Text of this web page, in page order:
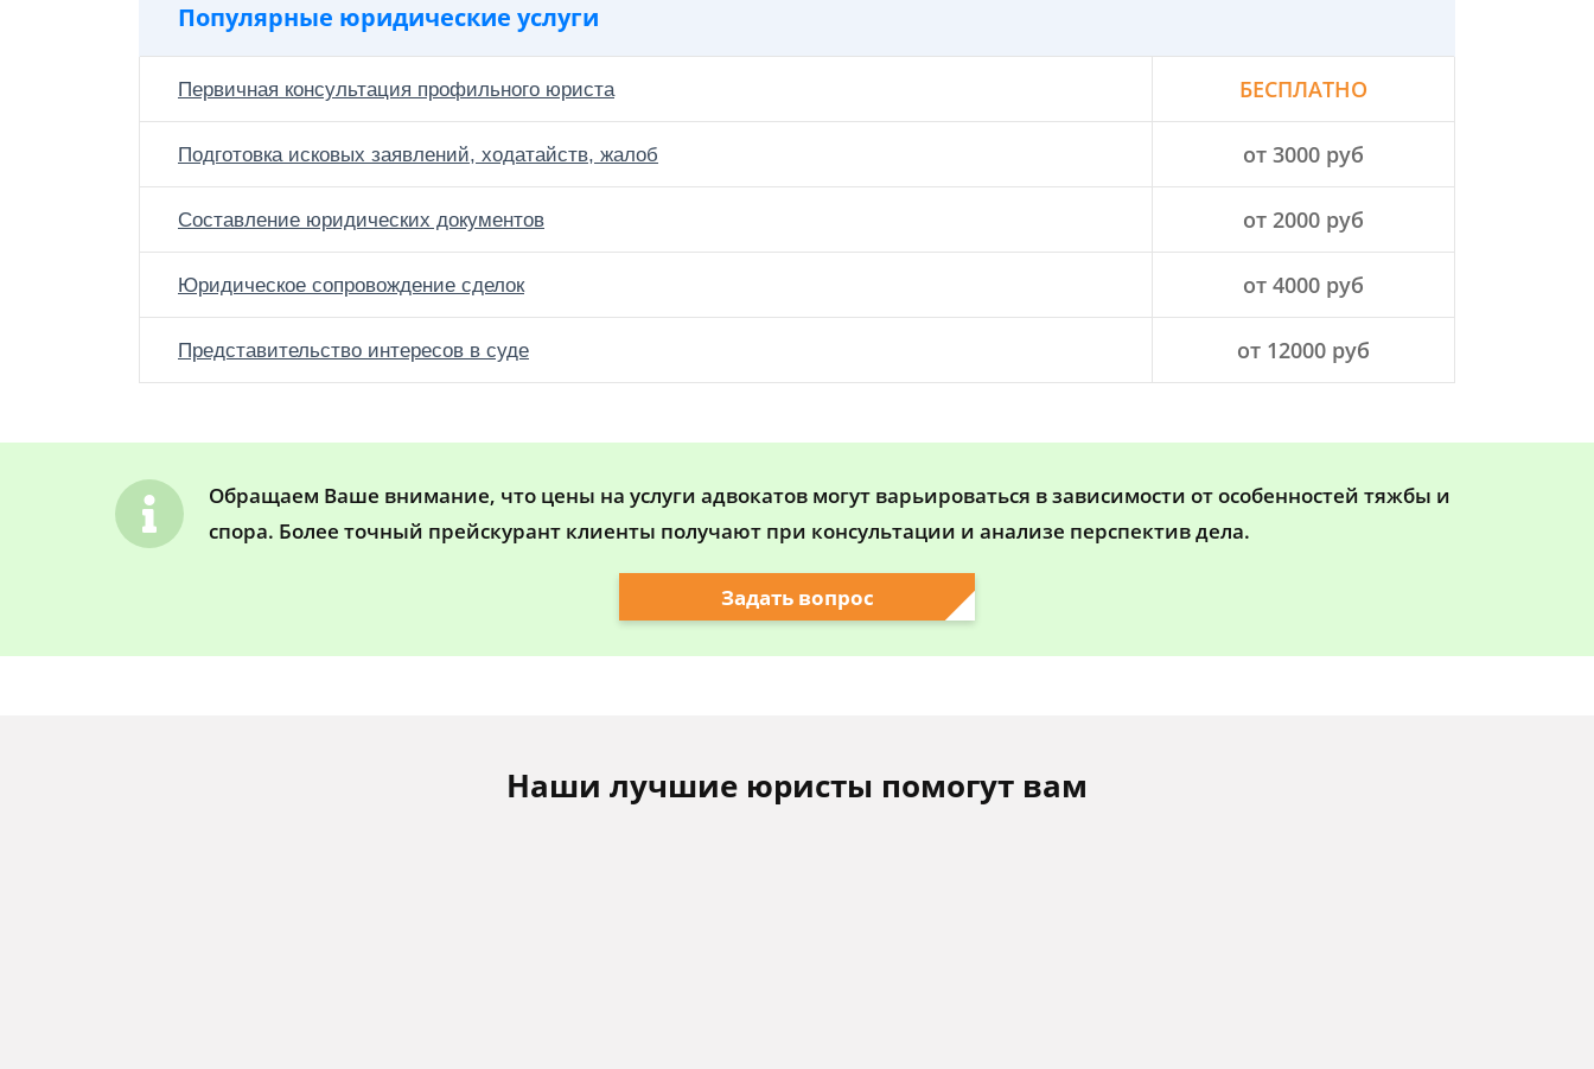
Популярные юридические услуги
Первичная консультация профильного юриста БЕСПЛАТНО
Подготовка исковых заявлений, ходатайств, жалоб от 3000 руб
Составление юридических документов от 2000 руб
Юридическое сопровождение сделок от 4000 руб
Представительство интересов в суде от 12000 руб
Обращаем Ваше внимание, что цены на услуги адвокатов могут варьироваться в зависимости от особенностей тяжбы и
спора. Более точный прейскурант клиенты получают при консультации и анализе перспектив дела.
Задать вопрос
Наши лучшие юристы помогут вам